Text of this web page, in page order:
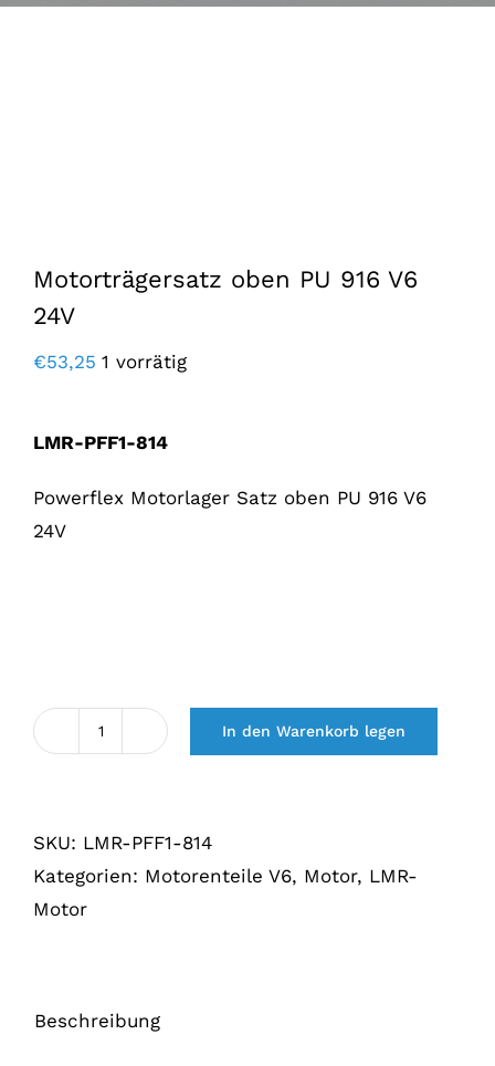
Motorträgersatz oben PU 916 V6
24V
€53,25 1 vorrätig
LMR-PFF1-814
Powerflex Motorlager Satz oben PU 916 V6
24V
Motorsteun
PU
916
In den Warenkorb legen
SKU: LMR-PFF1-814
Kategorien: Motorenteile V6, Motor, LMR-
Motor
Beschreibung